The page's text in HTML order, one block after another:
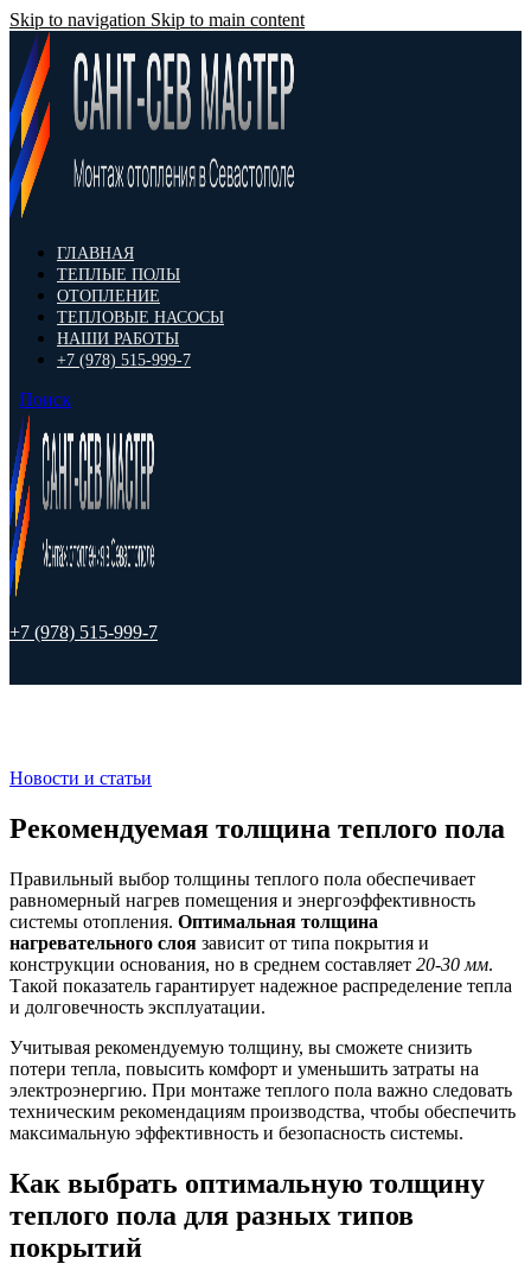
Skip to navigation Skip to main content
ГЛАВНАЯ
ТЕПЛЫЕ ПОЛЫ
ОТОПЛЕНИЕ
ТЕПЛОВЫЕ НАСОСЫ
НАШИ РАБОТЫ
+7 (978) 515-999-7
Поиск
+7 (978) 515-999-7
Новости и статьи
Рекомендуемая толщина теплого пола
Правильный выбор толщины теплого пола обеспечивает
равномерный нагрев помещения и энергоэффективность
системы отопления. Оптимальная толщина
нагревательного слоя зависит от типа покрытия и
конструкции основания, но в среднем составляет 20-30 мм.
Такой показатель гарантирует надежное распределение тепла
и долговечность эксплуатации.
Учитывая рекомендуемую толщину, вы сможете снизить
потери тепла, повысить комфорт и уменьшить затраты на
электроэнергию. При монтаже теплого пола важно следовать
техническим рекомендациям производства, чтобы обеспечить
максимальную эффективность и безопасность системы.
Как выбрать оптимальную толщину
теплого пола для разных типов
покрытий